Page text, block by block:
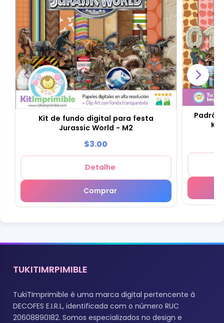
Kit de fundo digital para festa
Jurassic World - M2
$3.00
Detalhe
Comprar
TUKITIMRPIMIBLE
TukiTImprimible é uma marca digital pertencente à
DECOFES E.I.R.L, identificada com o número RUC
20608890182. Somos especializados no design e